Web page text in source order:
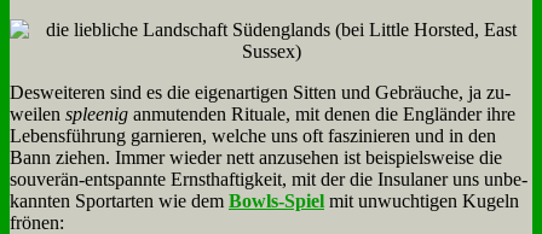
Des­wei­te­ren sind es die ei­gen­ar­ti­gen Sit­ten und Ge­bräu­che, ja zu­
wei­len splee­nig an­mu­ten­den Ri­tua­le, mit de­nen die Eng­län­der ih­re
Le­bens­füh­rung gar­nie­ren, wel­che uns oft fas­zi­nie­ren und in den
Bann zie­hen. Im­mer wie­der nett an­zu­se­hen ist bei­spiels­wei­se die
sou­ve­rän-ent­spann­te Ernst­haf­tig­keit, mit der die In­su­la­ner uns un­be­
kann­ten Sport­ar­ten wie dem Bowls-Spiel mit un­wuch­ti­gen Ku­geln
frö­nen: